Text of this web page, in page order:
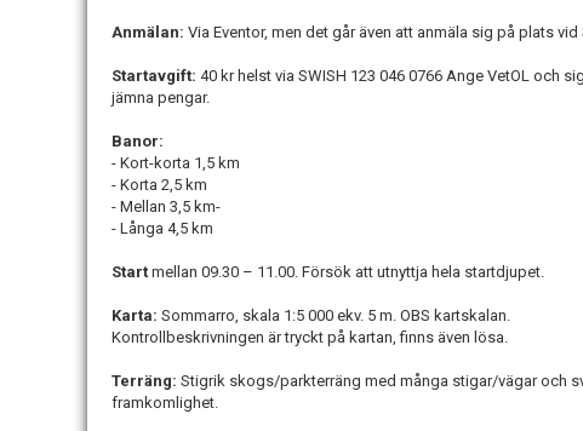
Anmälan: Via Eventor, men det går även att anmäla sig på plats
Startavgift: 40 kr helst via SWISH 123 046 0766 Ange VetOL och
jämna pengar.
Banor:
- Kort-korta 1,5 km
- Korta 2,5 km
- Mellan 3,5 km-
- Långa 4,5 km
Start mellan 09.30 – 11.00. Försök att utnyttja hela startdjupet.
Karta: Sommarro, skala 1:5 000 ekv. 5 m. OBS kartskalan.
Kontrollbeskrivningen är tryckt på kartan, finns även lösa.
Terräng: Stigrik skogs/parkterräng med många stigar/vägar och
framkomlighet.